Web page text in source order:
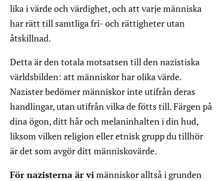
lika i värde och värdighet, och att varje människa
har rätt till samtliga fri- och rättigheter utan
åtskillnad.
Detta är den totala motsatsen till den nazistiska
världsbilden: att människor har olika värde.
Nazister bedömer människor inte utifrån deras
handlingar, utan utifrån vilka de fötts till. Färgen på
dina ögon, ditt hår och melaninhalten i din hud,
liksom vilken religion eller etnisk grupp du tillhör
är det som avgör ditt människovärde.
För nazisterna är vimänniskor alltså i grunden